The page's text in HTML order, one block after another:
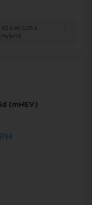
92 kW/125 k
Hybrid
(mHEV)